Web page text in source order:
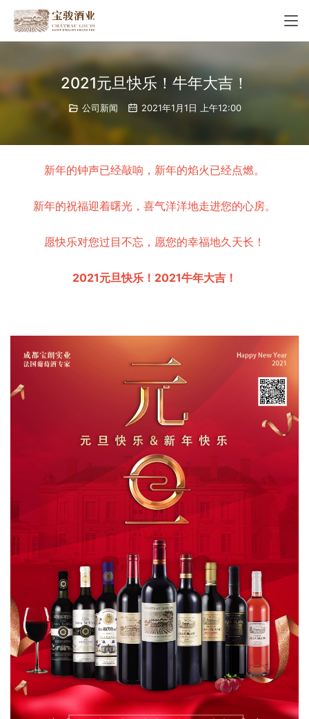
2021元旦快乐！牛年大吉！
公司新闻 2021年1月1日 上午12:00
新年的钟声已经敲响， 新年的焰火已经点燃。
新年的祝福迎着曙光， 喜气洋洋地走进您的心房。
愿快乐对您过目不忘， 愿您的幸福地久天长！
2021元旦快乐！ 2021牛年大吉！